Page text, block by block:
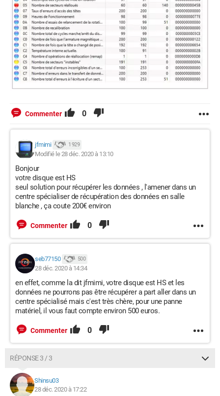
Commenter 0
jfmimi 1 929
Modifié le 28 déc. 2020 à 13:10
Bonjour
votre disque est HS
seul solution pour récupérer les données , l'amener dans un
centre spécialiser de récupération des données en salle
blanche , ça coute 200€ environ
Commenter 0
seb77150 500
28 déc. 2020 à 14:34
en effet, comme la dit jfmimi, votre disque est HS et les
données ne pourrons pas être récupérer a part aller dans un
centre spécialisé mais c'est très chère, pour une panne
matériel, il vous faut compte environ 500 euros.
Commenter 0
RÉPONSE 3 / 3
Shinsu03
28 déc. 2020 à 17:22